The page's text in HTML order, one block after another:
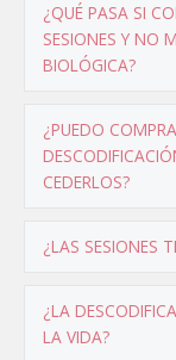
¿QUÉ PASA SI
SESIONES Y NO
BIOLÓGICA?
¿PUEDO
CEDERLOS?
¿LAS SESIONES
¿LA
LA VIDA?